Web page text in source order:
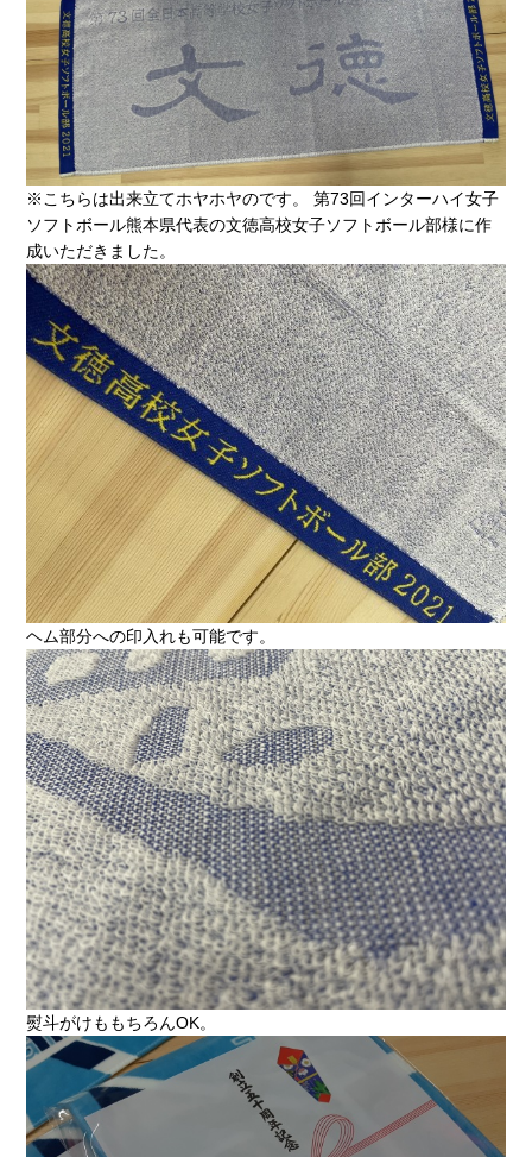
※こちらは出来立てホヤホヤのです。 第73回インターハイ女子
ソフトボール熊本県代表の文徳高校女子ソフトボール部様に作
成いただきました。
ヘム部分への印入れも可能です。
熨斗がけももちろんOK。